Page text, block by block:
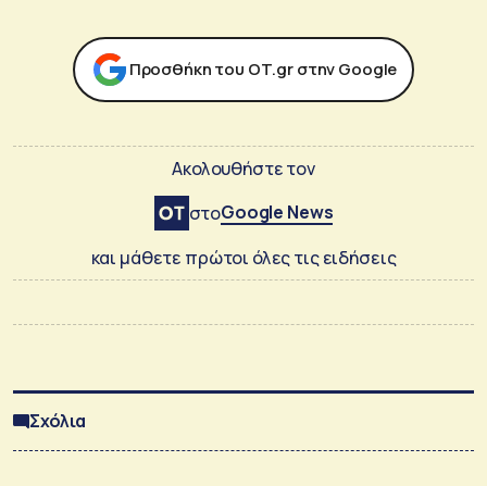
Προσθήκη του ΟΤ.gr στην Google
Ακολουθήστε τον
στοGoogle News
και μάθετε πρώτοι όλες τις ειδήσεις
Σχόλια